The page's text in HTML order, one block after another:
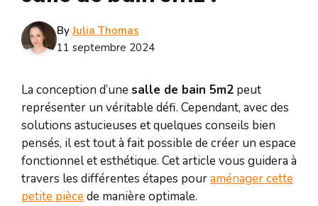
ByJulia Thomas
11 septembre 2024
La conception d’unesalle de bain 5m2 peut
représenter un véritable défi. Cependant, avec des
solutions astucieuses et quelques conseils bien
pensés, il est tout à fait possible de créer un espace
fonctionnel et esthétique. Cet article vous guidera à
travers les différentes étapes pouraménager cette
petite piècede manière optimale.